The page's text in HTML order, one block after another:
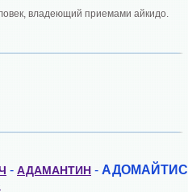
владеющий приемами айкидо.
- АДАМАНТИН - АДОМАЙТИС